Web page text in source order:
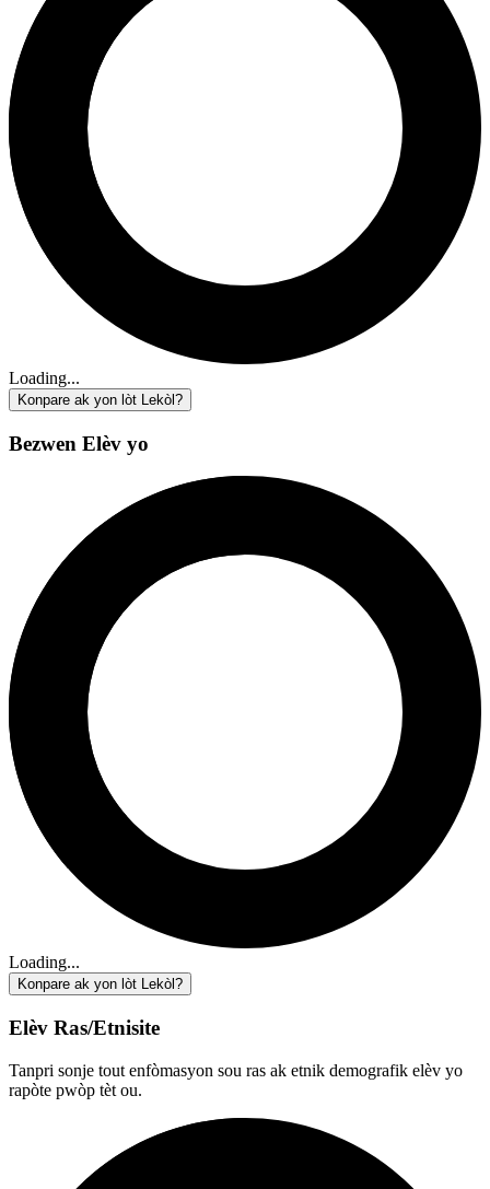
Loading...
Konpare ak yon lòt Lekòl?
Bezwen Elèv yo
Loading...
Konpare ak yon lòt Lekòl?
Elèv Ras/Etnisite
Tanpri sonje tout enfòmasyon sou ras ak etnik demografik elèv yo
rapòte pwòp tèt ou.